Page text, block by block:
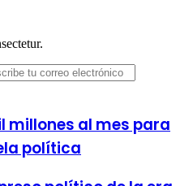
millones al mes para
política